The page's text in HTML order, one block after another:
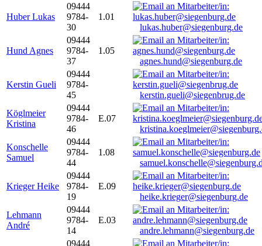
Huber Lukas
09444
9784-
30
1.01
lukas.huber@siegenburg.de
Hund Agnes
09444
9784-
37
1.05
agnes.hund@siegenburg.de
Kerstin Gueli
09444
9784-
45
kerstin.gueli@siegenbrug.de
Köglmeier
Kristina
09444
9784-
46
E.07
Konschelle
Samuel
09444
9784-
44
1.08
Krieger Heike
09444
9784-
19
E.09
heike.krieger@siegenburg.de
Lehmann
André
09444
9784-
14
E.03
andre.lehmann@siegenburg.de
09444